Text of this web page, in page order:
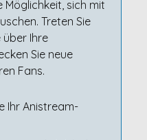
Möglichkeit, sich mit
Treten Sie
über Ihre
Sie neue
Fans.
Ihr Anistream-